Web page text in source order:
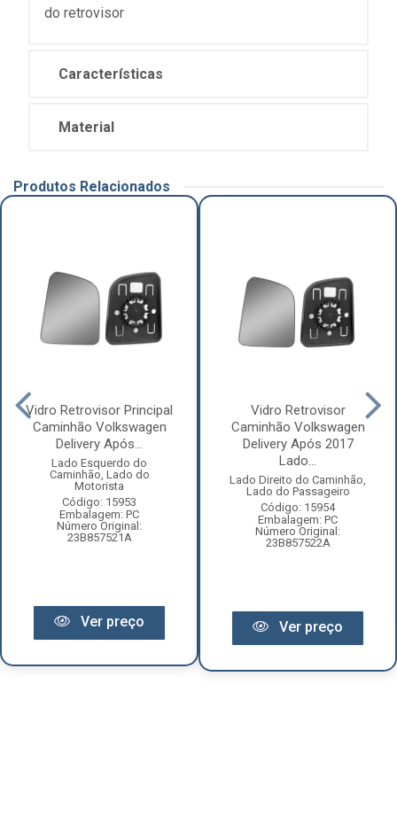
do retrovisor
Características
Material
Produtos Relacionados
Vidro Retrovisor Principal
Caminhão Volkswagen
Delivery Após...
Lado Esquerdo do
Caminhão, Lado do
Motorista
Código: 15953
Embalagem: PC
Número Original:
23B857521A
Ver preço
Vidro Retrovisor
Caminhão Volkswagen
Delivery Após 2017
Lado...
Lado Direito do Caminhão,
Lado do Passageiro
Código: 15954
Embalagem: PC
Número Original:
23B857522A
Ver preço